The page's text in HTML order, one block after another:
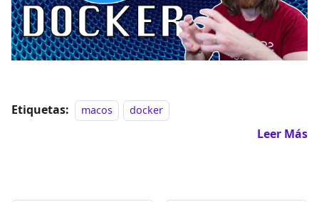
Etiquetas: macos docker
Leer Más